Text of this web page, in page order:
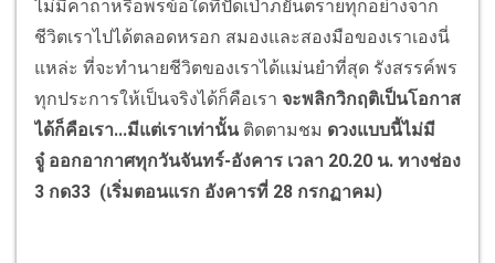
ไม่มีคาถาหรือพรข้อใดที่ปัดเป่าภยันตรายทุกอย่างจาก
ชีวิตเราไปได้ตลอดหรอก สมองและสองมือของเราเองนี่
แหล่ะ ที่จะทำนายชีวิตของเราได้แม่นยำที่สุด รังสรรค์พร
ทุกประการให้เป็นจริงได้ก็คือเรา จะพลิกวิกฤติเป็นโอกาส
ได้ก็คือเรา...มีแต่เราเท่านั้นติดตามชม ดวงแบบนี้ไม่มี
จู๋ ออกอากาศทุกวันจันทร์-อังคาร เวลา 20.20 น. ทางช่อง
3 กด33 (เริ่มตอนแรก อังคารที่ 28 กรกฏาคม)